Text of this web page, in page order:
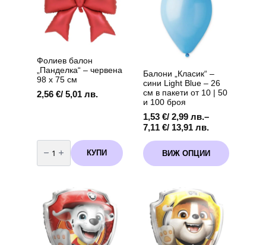
Фолиев балон
„Панделка“ – червена
98 х 75 см
2,56 €/ 5,01 лв.
количество
за
Фолиев
балон
червена
75
см
КУПИ
Балони „Класик“ –
сини Light Blue – 26
см в пакети от 10 | 50
и 100 броя
1,53 €/ 2,99 лв.–
7,11 €/ 13,91 лв.
Price
1,53 €
/
2,99 лв.
7,11 €
13,91 лв.
ВИЖ ОПЦИИ
This
product
has
variants.
options
may
chosen